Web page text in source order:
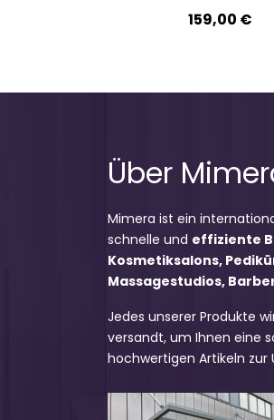
159,00 €
Über
Mimera ist ein
schnelle und effiziente
Kosmetiksalons,
Massagestudios,
Jedes unserer Produkte
versandt, um Ihnen eine
hochwertigen Artikeln zur